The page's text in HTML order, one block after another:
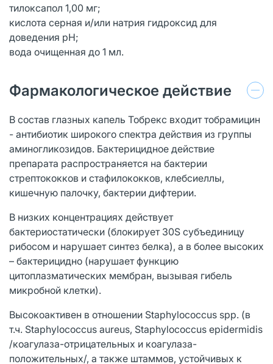
тилоксапол 1,00 мг;
кислота серная и/или натрия гидроксид для
доведения рН;
вода очищенная до 1 мл.
Фармакологическое действие
В состав глазных капель Тобрекс входит тобрамицин
- антибиотик широкого спектра действия из группы
аминогликозидов. Бактерицидное действие
препарата распространяется на бактерии
стрептококков и стафилококков, клебсиеллы,
кишечную палочку, бактерии дифтерии.
В низких концентрациях действует
бактериостатически (блокирует 30S субъединицу
рибосом и нарушает синтез белка), а в более высоких
– бактерицидно (нарушает функцию
цитоплазматических мембран, вызывая гибель
микробной клетки).
Высокоактивен в отношении Staphylococcus spp. (в
т.ч. Staphylococcus aureus, Staphylococcus epidermidis
/коагулаза-отрицательных и коагулаза-
положительных/, а также штаммов, устойчивых к